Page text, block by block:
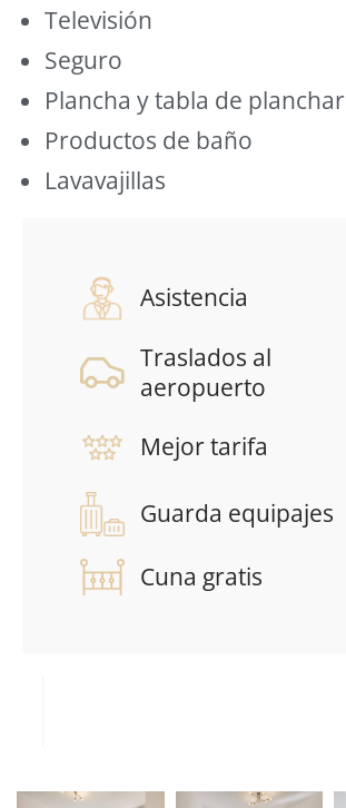
Televisión
Seguro
Plancha y tabla de planchar
Productos de baño
Lavavajillas
Asistencia
Traslados al
aeropuerto
Mejor tarifa
Guarda equipajes
Cuna gratis